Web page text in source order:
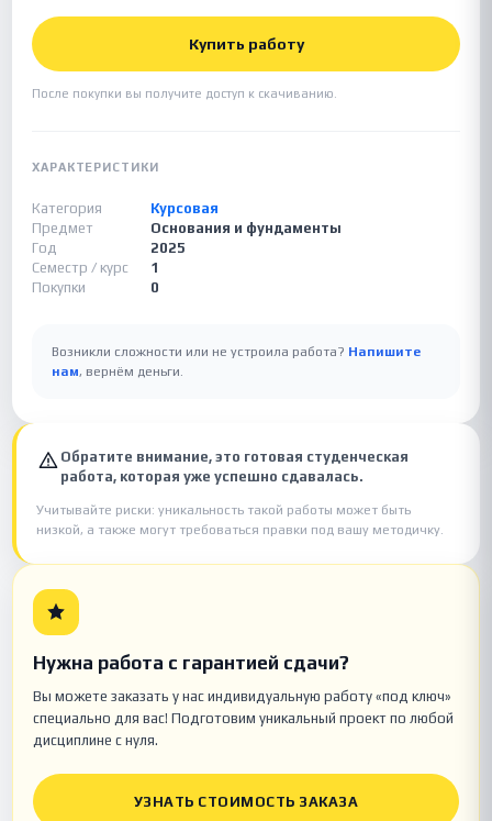
Купить работу
После покупки вы получите доступ к скачиванию.
ХАРАКТЕРИСТИКИ
Категория
Курсовая
Предмет
Основания и фундаменты
Год
2025
Семестр / курс
1
Покупки
0
Возникли сложности или не устроила работа? Напишите
нам, вернём деньги.
Обратите внимание, это готовая студенческая
работа, которая уже успешно сдавалась.
Учитывайте риски: уникальность такой работы может быть
низкой, а также могут требоваться правки под вашу методичку.
Нужна работа с гарантией сдачи?
Вы можете заказать у нас индивидуальную работу «под ключ»
специально для вас! Подготовим уникальный проект по любой
дисциплине с нуля.
УЗНАТЬ СТОИМОСТЬ ЗАКАЗА